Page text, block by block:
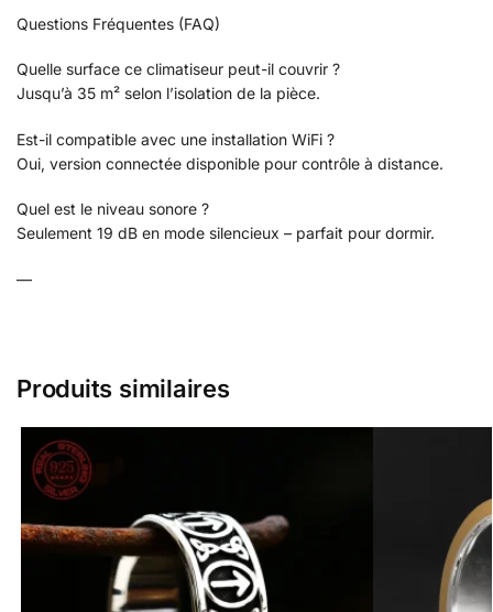
Questions Fréquentes (FAQ)
Quelle surface ce climatiseur peut-il couvrir ?
Jusqu’à 35 m² selon l’isolation de la pièce.
Est-il compatible avec une installation WiFi ?
Oui, version connectée disponible pour contrôle à distance.
Quel est le niveau sonore ?
Seulement 19 dB en mode silencieux – parfait pour dormir.
—
Produits similaires